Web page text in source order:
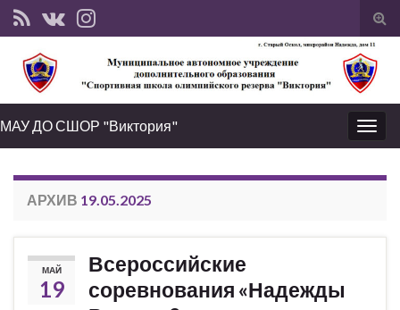
Вкл/
выкл
МАУ ДО СШОР "Виктория"
АРХИВ 19.05.2025
МАЙ
19
Всероссийские
соревнования «Надежды